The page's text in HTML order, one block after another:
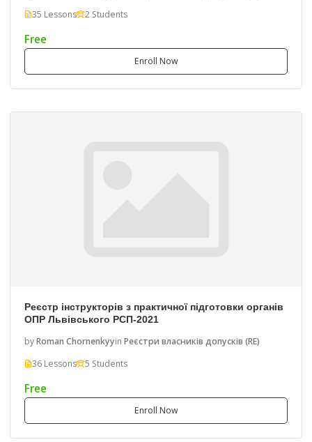
35 Lessons
2 Students
Free
Enroll Now
Реєстр інструкторів з практичної підготовки органів
ОПР Львівського РСП-2021
byRoman Chornenkyyin Реєстри власників допусків (RE)
36 Lessons
5 Students
Free
Enroll Now